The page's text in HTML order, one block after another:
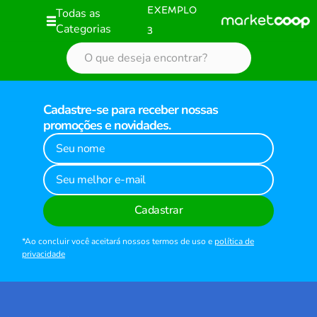
Todas as
Categorias
EXEMPLO
3
Cadastre-se para receber nossas
promoções e novidades.
Cadastrar
*Ao concluir você aceitará nossos termos de uso epolítica de
privacidade